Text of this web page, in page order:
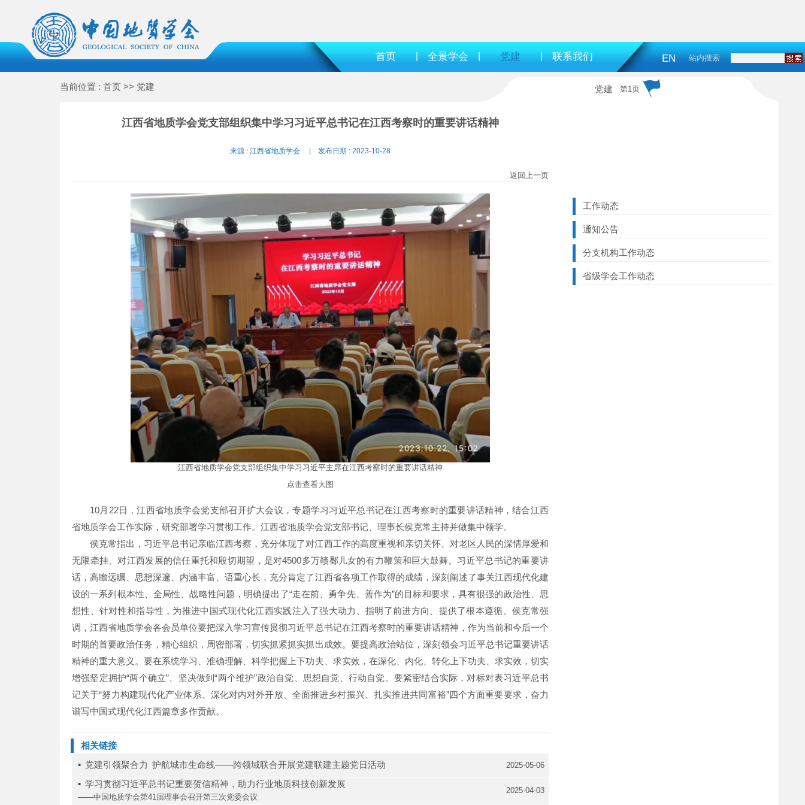
首页 | 全景学会 | 党建 | 联系我们 EN 站内搜索
当前位置 : 首页 >> 党建 党建 第1页
江西省地质学会党支部组织集中学习习近平总书记在江西考察时的重要讲话精神
来源 : 江西省地质学会 | 发布日期 : 2023-10-28
返回上一页
江西省地质学会党支部组织集中学习习近平主席在江西考察时的重要讲话精神
点击查看大图
10月22日，江西省地质学会党支部召开扩大会议，专题学习习近平总书记在江西考察时的重要讲话精神，结合江西
省地质学会工作实际，研究部署学习贯彻工作。江西省地质学会党支部书记、理事长侯克常主持并做集中领学。
侯克常指出，习近平总书记亲临江西考察，充分体现了对江西工作的高度重视和亲切关怀、对老区人民的深情厚爱和
无限牵挂、对江西发展的信任重托和殷切期望，是对4500多万赣鄱儿女的有力鞭策和巨大鼓舞。习近平总书记的重要讲
话，高瞻远瞩、思想深邃、内涵丰富、语重心长，充分肯定了江西省各项工作取得的成绩，深刻阐述了事关江西现代化建
设的一系列根本性、全局性、战略性问题，明确提出了“走在前、勇争先、善作为”的目标和要求，具有很强的政治性、思
想性、针对性和指导性，为推进中国式现代化江西实践注入了强大动力、指明了前进方向、提供了根本遵循。侯克常强
调，江西省地质学会各会员单位要把深入学习宣传贯彻习近平总书记在江西考察时的重要讲话精神，作为当前和今后一个
时期的首要政治任务，精心组织，周密部署，切实抓紧抓实抓出成效。要提高政治站位，深刻领会习近平总书记重要讲话
精神的重大意义。要在系统学习、准确理解、科学把握上下功夫、求实效，在深化、内化、转化上下功夫、求实效，切实
增强坚定拥护“两个确立”、坚决做到“两个维护”政治自觉、思想自觉、行动自觉。要紧密结合实际，对标对表习近平总书
记关于“努力构建现代化产业体系、深化对内对外开放、全面推进乡村振兴、扎实推进共同富裕”四个方面重要要求，奋力
谱写中国式现代化江西篇章多作贡献。
相关链接
▪ 党建引领聚合力 护航城市生命线——跨领域联合开展党建联建主题党日活动 2025-05-06
▪ 学习贯彻习近平总书记重要贺信精神，助力行业地质科技创新发展
——中国地质学会第41届理事会召开第三次党委会议
2025-04-03
工作动态
通知公告
分支机构工作动态
省级学会工作动态